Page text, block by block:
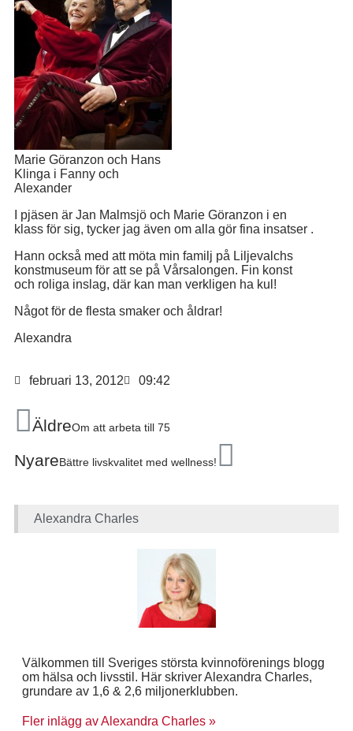
Marie Göranzon och Hans
Klinga i Fanny och
Alexander
I pjäsen är Jan Malmsjö och Marie Göranzon i en
klass för sig, tycker jag även om alla gör fina insatser .
Hann också med att möta min familj på Liljevalchs
konstmuseum för att se på Vårsalongen. Fin konst
och roliga inslag, där kan man verkligen ha kul!
Något för de flesta smaker och åldrar!
Alexandra
februari 13, 2012 09:42
ÄldreOm att arbeta till 75
NyareBättre livskvalitet med wellness!
Alexandra Charles
Välkommen till Sveriges största kvinnoförenings blogg
om hälsa och livsstil. Här skriver Alexandra Charles,
grundare av 1,6 & 2,6 miljonerklubben.
Fler inlägg av Alexandra Charles »